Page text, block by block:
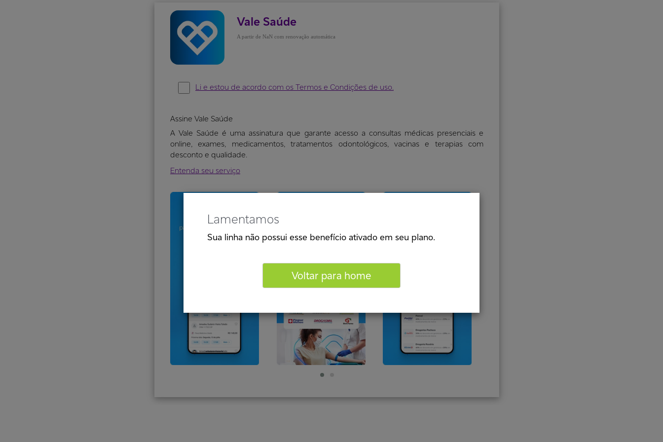
Vale Saúde
NaN
Assine Vale Saúde
A Vale Saúde é uma assinatura que garante acesso a consultas médicas presenciais e
online, exames, medicamentos, tratamentos odontológicos, vacinas e terapias com
desconto e qualidade.